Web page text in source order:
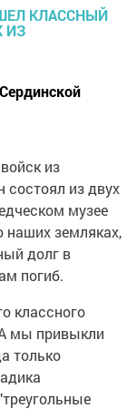
из
состоял из двух
музее
наших земляках,
долг в
погиб.
классного
мы привыкли
только